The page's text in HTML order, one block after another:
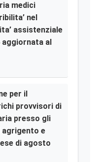
medici
nel
assistenziale
aggiornata al
per il
provvisori di
presso gli
e
di agosto